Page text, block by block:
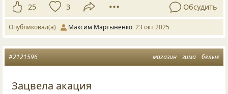
25 3 Обсудить
Опубликовал(а) Максим Мартыненко 23 окт 2025
магазин зима белые
#2121596
Зацвела акация